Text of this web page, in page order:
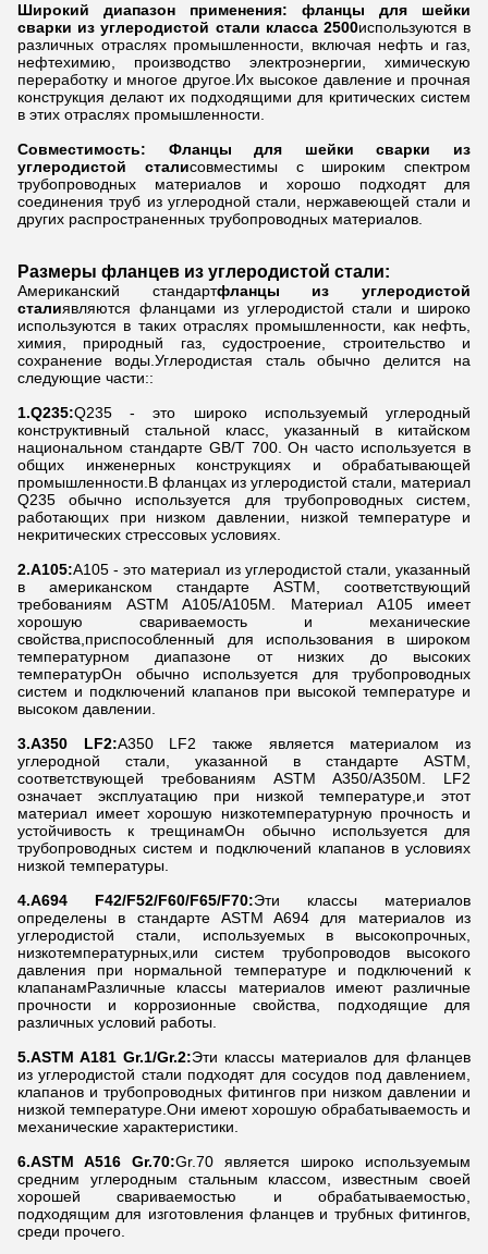
Широкий диапазон применения: фланцы для шейки
сварки из углеродистой стали класса 2500используются в
различных отраслях промышленности, включая нефть и газ,
нефтехимию, производство электроэнергии, химическую
переработку и многое другое.Их высокое давление и прочная
конструкция делают их подходящими для критических систем
в этих отраслях промышленности.
Совместимость: Фланцы для шейки сварки из
углеродистой сталисовместимы с широким спектром
трубопроводных материалов и хорошо подходят для
соединения труб из углеродной стали, нержавеющей стали и
других распространенных трубопроводных материалов.
Размеры фланцев из углеродистой стали:
Американский стандартфланцы из углеродистой
сталиявляются фланцами из углеродистой стали и широко
используются в таких отраслях промышленности, как нефть,
химия, природный газ, судостроение, строительство и
сохранение воды.Углеродистая сталь обычно делится на
следующие части::
1.Q235:Q235 - это широко используемый углеродный
конструктивный стальной класс, указанный в китайском
национальном стандарте GB/T 700. Он часто используется в
общих инженерных конструкциях и обрабатывающей
промышленности.В фланцах из углеродистой стали, материал
Q235 обычно используется для трубопроводных систем,
работающих при низком давлении, низкой температуре и
некритических стрессовых условиях.
2.A105:A105 - это материал из углеродистой стали, указанный
в американском стандарте ASTM, соответствующий
требованиям ASTM A105/A105M. Материал A105 имеет
хорошую свариваемость и механические
свойства,приспособленный для использования в широком
температурном диапазоне от низких до высоких
температурОн обычно используется для трубопроводных
систем и подключений клапанов при высокой температуре и
высоком давлении.
3.A350 LF2:A350 LF2 также является материалом из
углеродной стали, указанной в стандарте ASTM,
соответствующей требованиям ASTM A350/A350M. LF2
означает эксплуатацию при низкой температуре,и этот
материал имеет хорошую низкотемпературную прочность и
устойчивость к трещинамОн обычно используется для
трубопроводных систем и подключений клапанов в условиях
низкой температуры.
4.A694 F42/F52/F60/F65/F70:Эти классы материалов
определены в стандарте ASTM A694 для материалов из
углеродистой стали, используемых в высокопрочных,
низкотемпературных,или систем трубопроводов высокого
давления при нормальной температуре и подключений к
клапанамРазличные классы материалов имеют различные
прочности и коррозионные свойства, подходящие для
различных условий работы.
5.ASTM A181 Gr.1/Gr.2:Эти классы материалов для фланцев
из углеродистой стали подходят для сосудов под давлением,
клапанов и трубопроводных фитингов при низком давлении и
низкой температуре.Они имеют хорошую обрабатываемость и
механические характеристики.
6.ASTM A516 Gr.70:Gr.70 является широко используемым
средним углеродным стальным классом, известным своей
хорошей свариваемостью и обрабатываемостью,
подходящим для изготовления фланцев и трубных фитингов,
среди прочего.